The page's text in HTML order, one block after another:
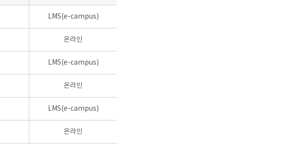
LMS(e-campus)
온라인
LMS(e-campus)
온라인
LMS(e-campus)
온라인